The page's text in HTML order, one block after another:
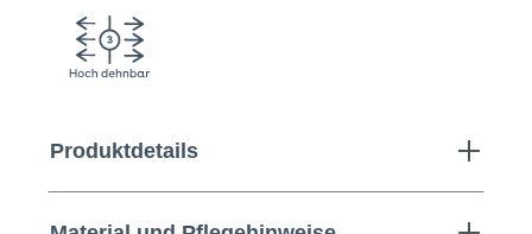
Produktdetails